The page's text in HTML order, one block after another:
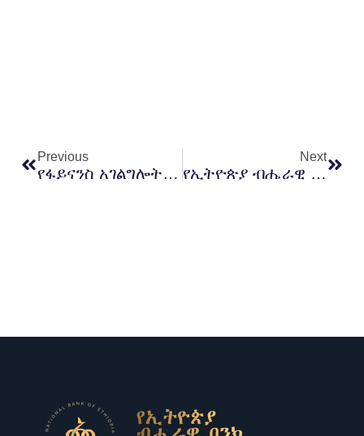
Previous
የፋይናንስ አገልግሎት ተጠቃሚዎች ጥበቃ ሥርዓት መመሪያ ተግባራዊነት መሥራት እንዳለባቸው ተገለጸ
Next
የኢትዮጵያ ብሔራዊ ባንክ የፋይናንስ ትምህርት ሞጁል ይፋ አደረገ